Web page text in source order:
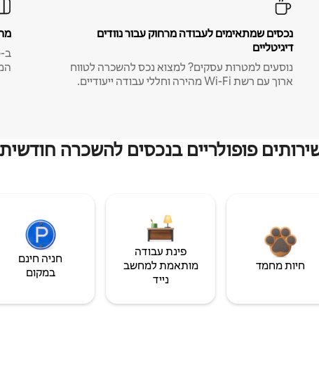
נכסים שמתאימים לעבודה מרחוק עבור נוודים
דיגיטליים
נוסעים למטרות עסקים? למצוא נכס להשכרה לטווח
ארוך עם רשת Wi-Fi מהירה וחללי עבודה ייעודיים.
פופולריים בנכסים להשכרה חודשית
חיות מחמד
פינת עבודה
מותאמת למחשב
נייד
חניה חינם
במקום